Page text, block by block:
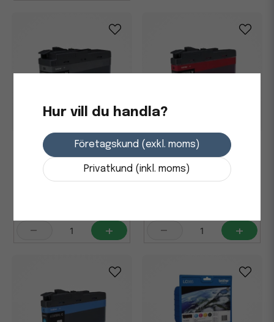
Bläckpatron Brother XL
6000 Sidor LC3235XLBK Svart
- +
Bläckpatron Brother XL
5000 Sidor LC3235XLM
Magenta
- +
Hur vill du handla?
Företagskund (exkl. moms)
Privatkund (inkl. moms)